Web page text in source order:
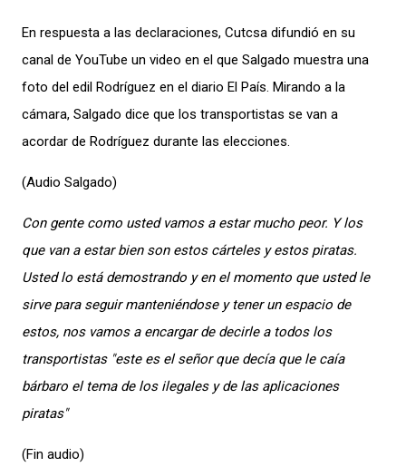
En respuesta a las declaraciones, Cutcsa difundió en su
canal de YouTube un video en el que Salgado muestra una
foto del edil Rodríguez en el diario El País. Mirando a la
cámara, Salgado dice que los transportistas se van a
acordar de Rodríguez durante las elecciones.
(Audio Salgado)
Con gente como usted vamos a estar mucho peor. Y los
que van a estar bien son estos cárteles y estos piratas.
Usted lo está demostrando y en el momento que usted le
sirve para seguir manteniéndose y tener un espacio de
estos, nos vamos a encargar de decirle a todos los
transportistas "este es el señor que decía que le caía
bárbaro el tema de los ilegales y de las aplicaciones
piratas"
(Fin audio)